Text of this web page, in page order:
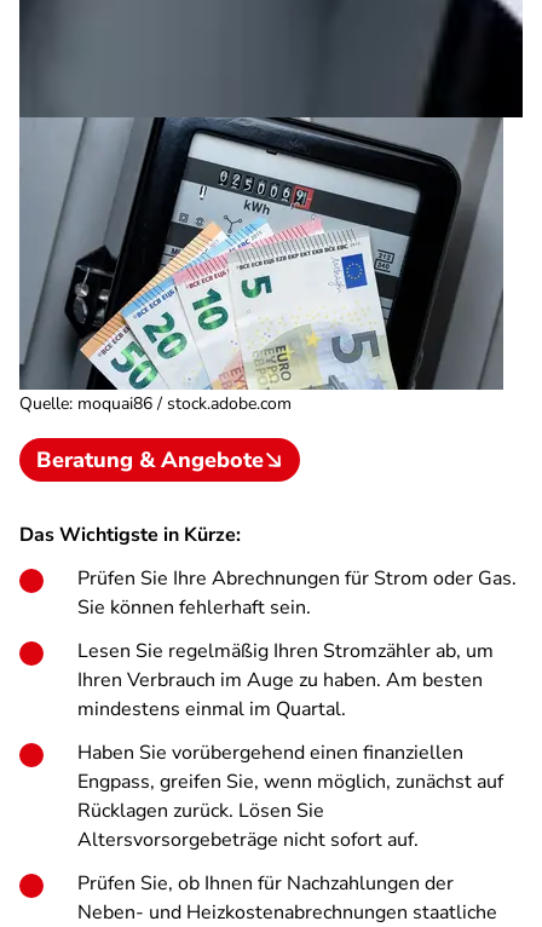
Quelle: moquai86 / stock.adobe.com
Beratung & Angebote
Das Wichtigste in Kürze:
Prüfen Sie Ihre Abrechnungen für Strom oder Gas.
Sie können fehlerhaft sein.
Lesen Sie regelmäßig Ihren Stromzähler ab, um
Ihren Verbrauch im Auge zu haben. Am besten
mindestens einmal im Quartal.
Haben Sie vorübergehend einen finanziellen
Engpass, greifen Sie, wenn möglich, zunächst auf
Rücklagen zurück. Lösen Sie
Altersvorsorgebeträge nicht sofort auf.
Prüfen Sie, ob Ihnen für Nachzahlungen der
Neben- und Heizkostenabrechnungen staatliche